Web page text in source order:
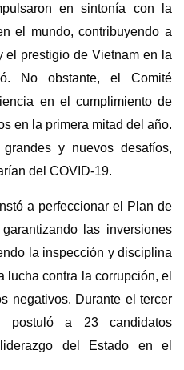
en sintonía con la
el mundo, contribuyendo a
prestigio de Vietnam en la
No obstante, el Comité
en el cumplimiento de
en la primera mitad del año.
y nuevos desafíos,
del COVID-19.
a perfeccionar el Plan de
las inversiones
la inspección y disciplina
lucha contra la corrupción, el
negativos. Durante el tercer
postuló a 23 candidatos
del Estado en el